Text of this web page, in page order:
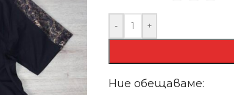
- +
Ние обещаваме: